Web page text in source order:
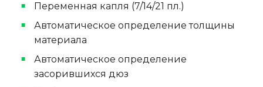
Переменная капля (7/14/21 пл.)
Автоматическое определение толщины
материала
Автоматическое определение
засорившихся дюз